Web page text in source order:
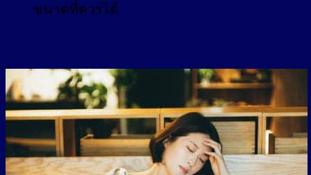
ขนาดที่ควรได้